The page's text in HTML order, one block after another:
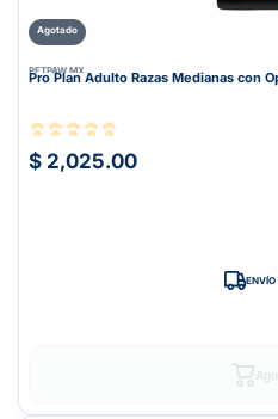
Agotado
PETPAW.MX
Pro Plan Adulto Razas Medianas con
$ 2,025.00
ENVÍO